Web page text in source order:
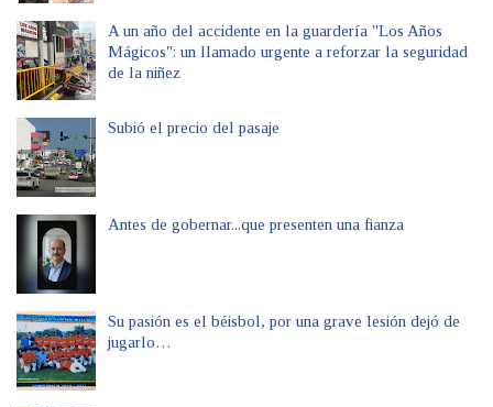
A un año del accidente en la guardería "Los Años
Mágicos": un llamado urgente a reforzar la seguridad
de la niñez
Subió el precio del pasaje
Antes de gobernar...que presenten una fianza
Su pasión es el béisbol, por una grave lesión dejó de
jugarlo…